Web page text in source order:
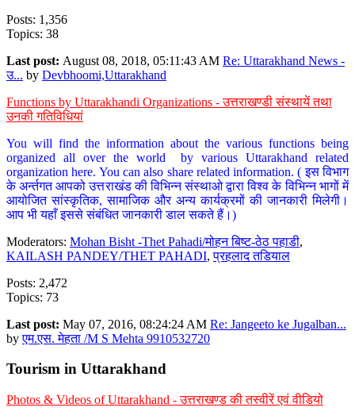
Posts: 1,356
Topics: 38
Last post: August 08, 2018, 05:11:43 AM Re: Uttarakhand News -
उ... by Devbhoomi,Uttarakhand
Functions by Uttarakhandi Organizations - उत्तराखण्डी संस्थायें तथा
उनकी गतिविधियां
You will find the information about the various functions being
organized all over the world by various Uttarakhand related
organization here. You can also share related information. ( इस विभाग
के अर्न्तगत आपको उत्तराखंड की विभिन्न संस्थाओ द्वारा विश्व के विभिन्न भागों में
आयोजित सांस्कृतिक, सामाजिक और अन्य कार्यक्रमों की जानकारी मिलेगी।
आप भी यहाँ इससे संबंधित जानकारी डाल सकते हैं।)
Moderators: Mohan Bisht -Thet Pahadi/मोहन बिष्ट-ठेठ पहाडी,
KAILASH PANDEY/THET PAHADI,प्रहलाद तडियाल
Posts: 2,472
Topics: 73
Last post: May 07, 2016, 08:24:24 AM Re: Jangeeto ke Jugalban...
byएम.एस. मेहता /M S Mehta 9910532720
Tourism in Uttarakhand
Photos & Videos of Uttarakhand - उत्तराखण्ड की तस्वीरें एवं वीडियो